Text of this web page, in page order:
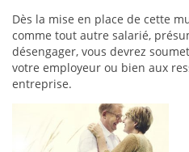
Dès la mise en place de cette
comme tout autre salarié,
désengager, vous devrez
votre employeur ou bien aux
entreprise.